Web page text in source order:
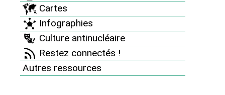
Cartes
Infographies
Culture antinucléaire
Restez connectés !
Autres ressources
Documents de référence
Brochures en ligne
Vidéos
Podcasts